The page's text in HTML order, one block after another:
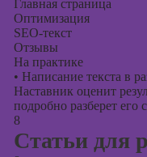
Главная страница
Оптимизация
SЕО-текст
Отзывы
На практике
• Написание текста в
Наставник оценит
подробно разберет его
8
Статьи для